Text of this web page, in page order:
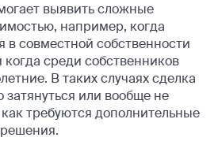
выявить сложные
например, когда
в совместной собственности
когда среди собственников
В таких случаях сделка
или вообще не
требуются дополнительные